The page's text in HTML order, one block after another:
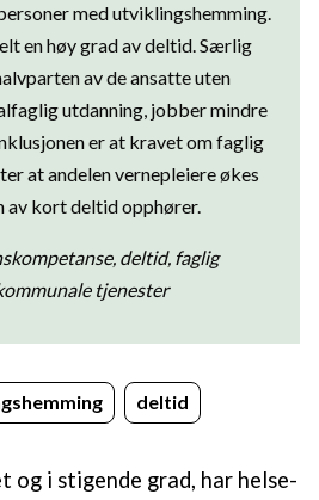
med utviklingshemming.
en høy grad av deltid. Særlig
av de ansatte uten
utdanning, jobber mindre
er at kravet om faglig
at andelen vernepleiere økes
av kort deltid opphører.
deltid, faglig
tjenester
deltid
i stigende grad, har helse-